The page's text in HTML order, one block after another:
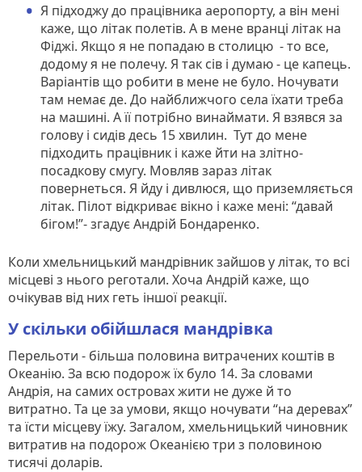
Я підходжу до працівника аеропорту, а він мені
каже, що літак полетів. А в мене вранці літак на
Фіджі. Якщо я не попадаю в столицю - то все,
додому я не полечу. Я так сів і думаю - це капець.
Варіантів що робити в мене не було. Ночувати
там немає де. До найближчого села їхати треба
на машині. А її потрібно винаймати. Я взявся за
голову і сидів десь 15 хвилин. Тут до мене
підходить працівник і каже йти на злітно-
посадкову смугу. Мовляв зараз літак
повернеться. Я йду і дивлюся, що приземляється
літак. Пілот відкриває вікно і каже мені: “давай
бігом!”- згадує Андрій Бондаренко.
Коли хмельницький мандрівник зайшов у літак, то всі
місцеві з нього реготали. Хоча Андрій каже, що
очікував від них геть іншої реакції.
У скільки обійшлася мандрівка
Перельоти - більша половина витрачених коштів в
Океанію. За всю подорож їх було 14. За словами
Андрія, на самих островах жити не дуже й то
витратно. Та це за умови, якщо ночувати “на деревах”
та їсти місцеву їжу. Загалом, хмельницький чиновник
витратив на подорож Океанією три з половиною
тисячі доларів.